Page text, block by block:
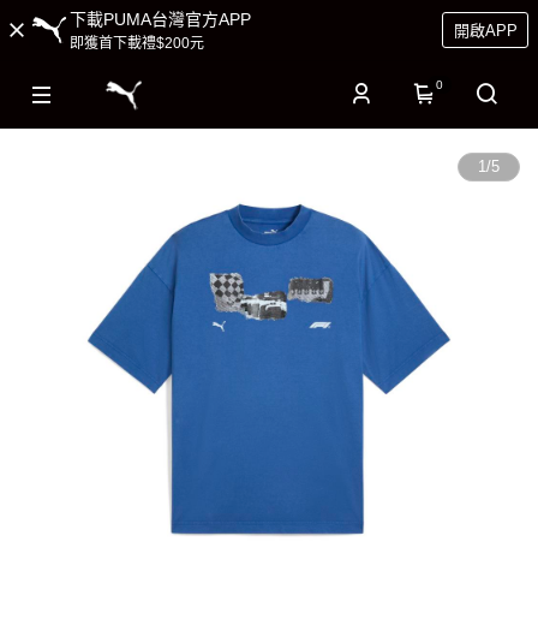
下載PUMA台灣官方APP
即獲首下載禮$200元
開啟APP
0
1/5